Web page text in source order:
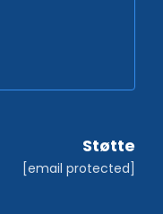
Støtte
[email protected]